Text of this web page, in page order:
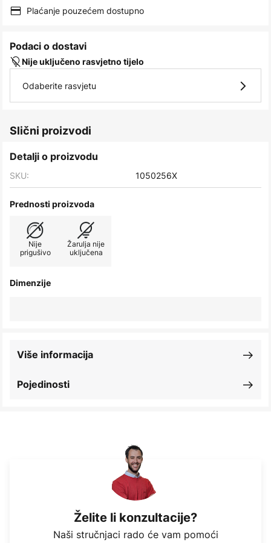
imagesPlaćanje pouzećem dostupno
Podaci o dostavi
Nije uključeno rasvjetno tijelo
Odaberite rasvjetu
Slični proizvodi
Detalji o proizvodu
SKU: 1050256X
Prednosti proizvoda
Nije
prigušivo
Žarulja nije
uključena
Dimenzije
Pojedinosti
Više informacija
Želite li konzultacije?
Naši stručnjaci rado će vam pomoći